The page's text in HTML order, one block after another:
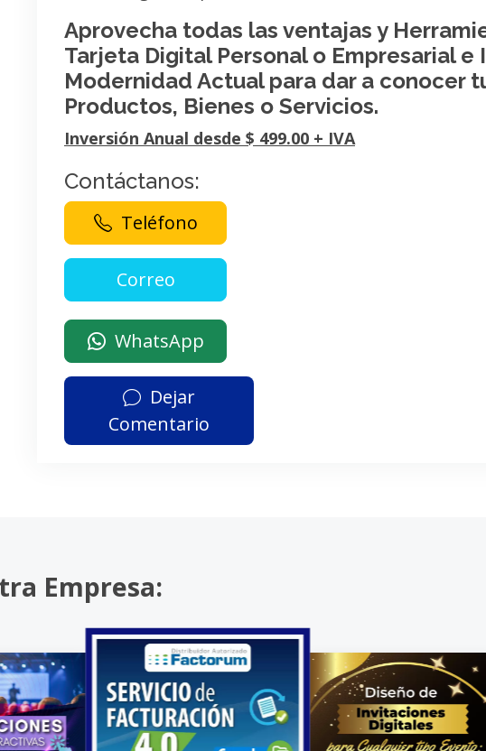
Aprovecha todas las ventajas y
Tarjeta Digital Personal o Empresarial e
Modernidad Actual para dar a conocer
Productos, Bienes o Servicios.
Inversión Anual desde $ 499.00 + IVA
Contáctanos:
Teléfono
WhatsApp
Dejar
Comentario
Empresa: